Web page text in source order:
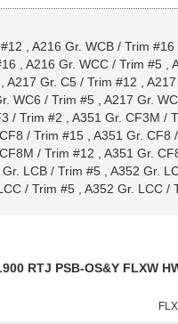
A216 Gr. WCB / Trim #16
A216 Gr. WCC / Trim #5,
A217 Gr. C5 / Trim #12
WC6 / Trim #5, A217 Gr.
/ Trim #2 A351 Gr. CF3M /
/ Trim #15, A351 Gr. CF8
/ Trim #12 A351 Gr.
LCB / Trim #5, A352 Gr.
/ Trim #5, A352 Gr. LCC /
RTJ PSB-OS&Y FLXW